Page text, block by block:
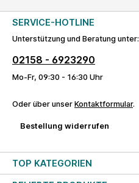
SERVICE-HOTLINE
Unterstützung und Beratung unter:
02158 - 6923290
Mo-Fr, 09:30 - 16:30 Uhr
Oder über unser Kontaktformular.
Bestellung widerrufen
TOP KATEGORIEN